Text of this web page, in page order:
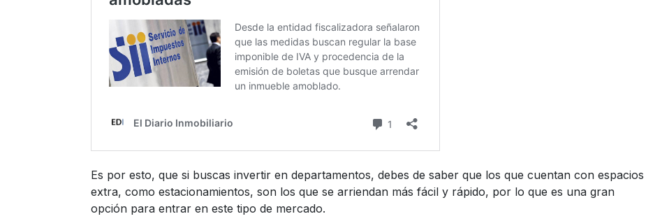
Es por esto, que si buscas invertir en departamentos, debes de saber que los que cuentan con espacios
extra, como estacionamientos, son los que se arriendan más fácil y rápido, por lo que es una gran
opción para entrar en este tipo de mercado.